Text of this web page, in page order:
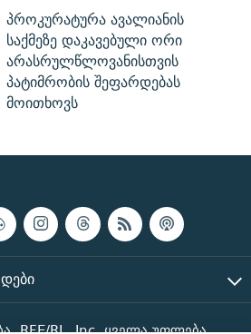
პროკურატურა ავალიანის
საქმეზე დაკავებული ორი
არასრულწლოვანისთვის
პატიმრობის შეფარდებას
მოითხოვს